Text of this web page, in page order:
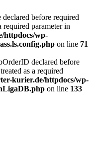
before required
required parameter in
httpdocs/wp-
on line 71
declared before
as a required
kurier.de/httpdocs/wp-
on line 133